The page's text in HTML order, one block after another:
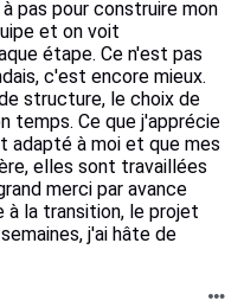
pas pour construire mon
et on voit
étape. Ce n'est pas
c'est encore mieux.
structure, le choix de
temps. Ce que j'apprécie
adapté à moi et que mes
elles sont travaillées
merci par avance
la transition, le projet
j'ai hâte de